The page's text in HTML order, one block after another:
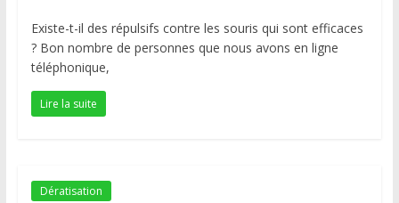
Existe-t-il des répulsifs contre les souris qui sont efficaces
? Bon nombre de personnes que nous avons en ligne
téléphonique,
Lire la suite
Dératisation